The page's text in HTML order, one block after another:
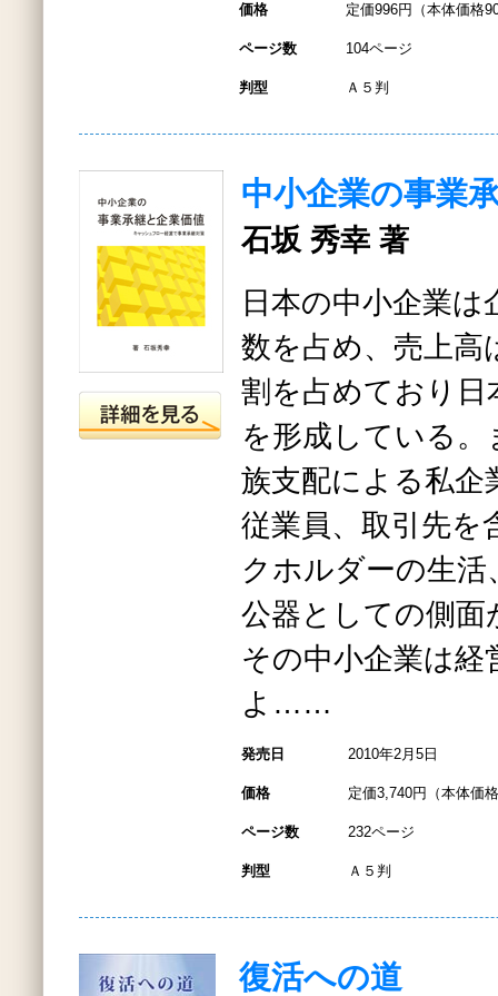
価格 定価996円（本体価格
ページ数 104ページ
判型 Ａ５判
中小企業の事業
石坂 秀幸 著
日本の中小企業
数を占め、売上高
割を占めており日
を形成している
族支配による私
従業員、取引先を
クホルダーの生
公器としての側面
その中小企業は経
よ……
発売日 2010年2月5日
価格 定価3,740円（本体価
ページ数 232ページ
判型 Ａ５判
復活への道